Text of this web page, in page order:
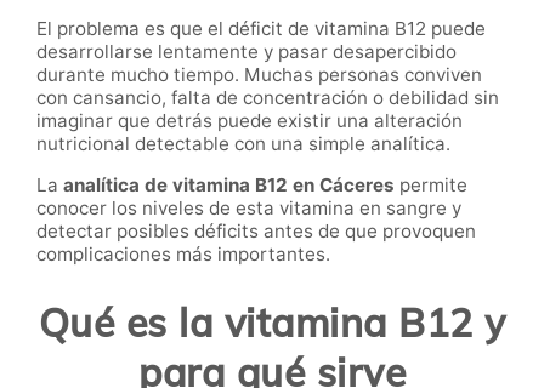
El problema es que el déficit de vitamina B12 puede
desarrollarse lentamente y pasar desapercibido
durante mucho tiempo. Muchas personas conviven
con cansancio, falta de concentración o debilidad sin
imaginar que detrás puede existir una alteración
nutricional detectable con una simple analítica.
La analítica de vitamina B12 en Cáceres permite
conocer los niveles de esta vitamina en sangre y
detectar posibles déficits antes de que provoquen
complicaciones más importantes.
Qué es la vitamina B12 y
para qué sirve